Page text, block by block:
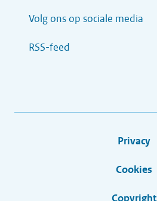
Volg ons op sociale media
RSS-feed
Privacy
Cookies
Copyright